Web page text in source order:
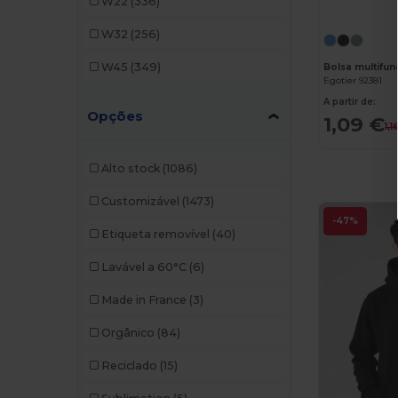
Et si on l'appelait Francis
W32 (256)
W45 (349)
Opções
Alto stock (1086)
Customizável (1473)
Etiqueta removível (40)
Lavável a 60°C (6)
Made in France (3)
Orgânico (84)
Reciclado (15)
Egotier 92381
A partir de:
1,09 €
-47%